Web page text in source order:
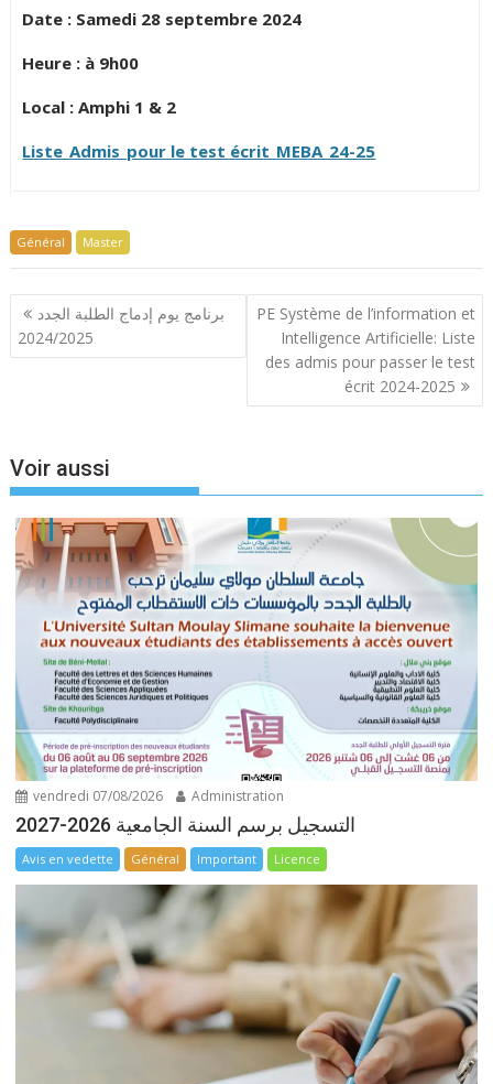
Date : Samedi 28 septembre 2024
Heure : à 9h00
Local : Amphi 1 & 2
Liste_Admis_pour le test écrit_MEBA_24-25
Général Master
Navigation
de
l’article
برنامج يوم إدماج الطلبة الجدد
2024/2025
PE Système de l’information et
Intelligence Artificielle: Liste
des admis pour passer le test
écrit 2024-2025
Voir aussi
vendredi 07/08/2026 Administration
التسجيل برسم السنة الجامعية 2026-2027
Avis en vedette Général Important Licence